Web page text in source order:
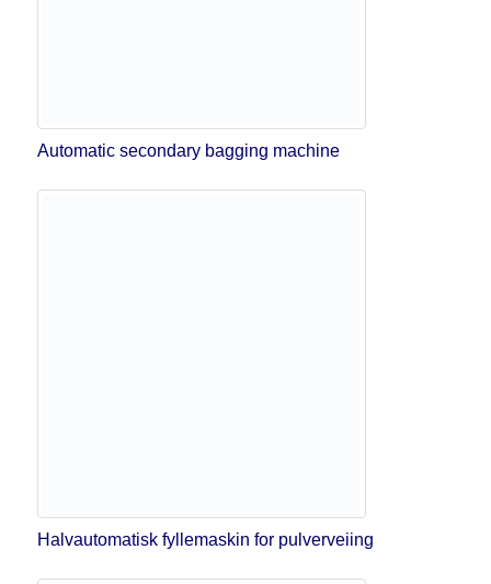
Automatic secondary bagging machine
Halvautomatisk fyllemaskin for pulverveiing